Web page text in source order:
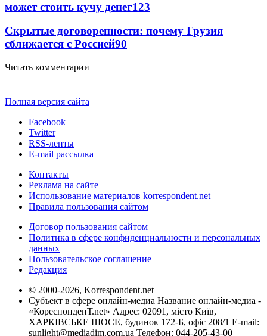
может стоить кучу денег123
Скрытые договоренности: почему Грузия
сближается с Россией90
Читать комментарии
Полная версия сайта
Facebook
Twitter
RSS-ленты
E-mail рассылка
Контакты
Реклама на сайте
Использование материалов korrespondent.net
Правила пользования сайтом
Договор пользования сайтом
Политика в сфере конфиденциальности и персональных
данных
Пользовательское соглашение
Редакция
© 2000-2026, Korrespondent.net
Субъект в сфере онлайн-медиа Название онлайн-медиа -
«КореспонденТ.net» Адрес: 02091, місто Київ,
ХАРКІВСЬКЕ ШОСЕ, будинок 172-Б, офіс 208/1 E-mail:
sunlight@mediadim.com.ua Телефон: 044-205-43-00